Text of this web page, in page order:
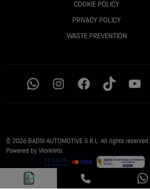
COOKIE POLICY
PRIVACY POLICY
WASTE PREVENTION
© 2026 BADSI AUTOMOTIVE S.R.L. All rights reserved.
Powered by Workleto.